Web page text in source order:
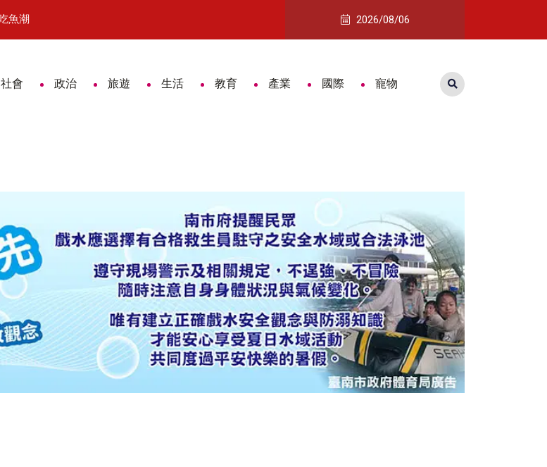
自民黨青年局率團訪台南 黃偉哲捐10萬元響應熊本賑災 嘉藥打造消防人才搖籃 15人通過國考展現教學實
2026/08/06
社會 政治 旅遊 生活 教育 產業 國際 寵物